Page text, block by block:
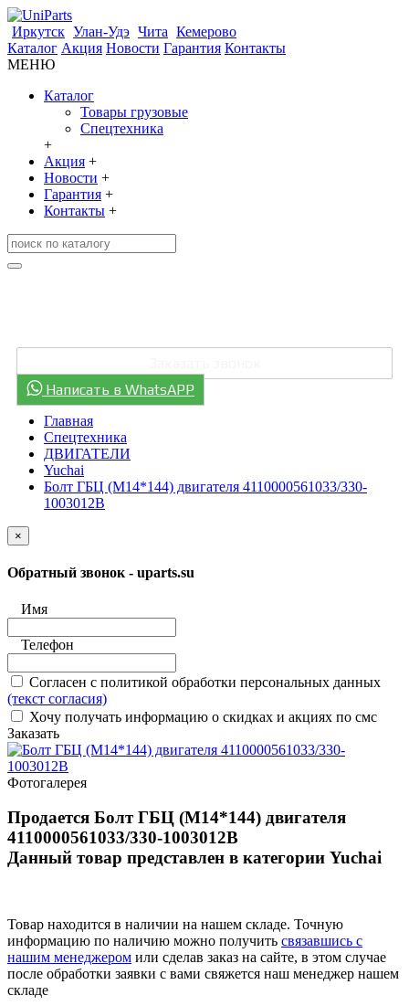
Иркутск Улан-Удэ Чита Кемерово
Каталог Акция Новости Гарантия Контакты
МЕНЮ
Каталог
Товары грузовые
Спецтехника
+
Акция +
Новости +
Гарантия +
Контакты +
Написать в WhatsAPP
Главная
Спецтехника
ДВИГАТЕЛИ
Yuchai
Болт ГБЦ (M14*144) двигателя 4110000561033/330-
1003012B
×
Обратный звонок - uparts.su
Имя
Телефон
Согласен с политикой обработки персональных данных
(текст согласия)
Хочу получать информацию о скидках и акциях по смс
Заказать
Фотогалерея
Продается Болт ГБЦ (M14*144) двигателя
4110000561033/330-1003012B
Данный товар представлен в категории Yuchai
Товар находится в наличии на нашем складе. Точную
информацию по наличию можно получить связавшись с
нашим менеджером или сделав заказ на сайте, в этом случае
после обработки заявки с вами свяжется наш менеджер нашем
складе